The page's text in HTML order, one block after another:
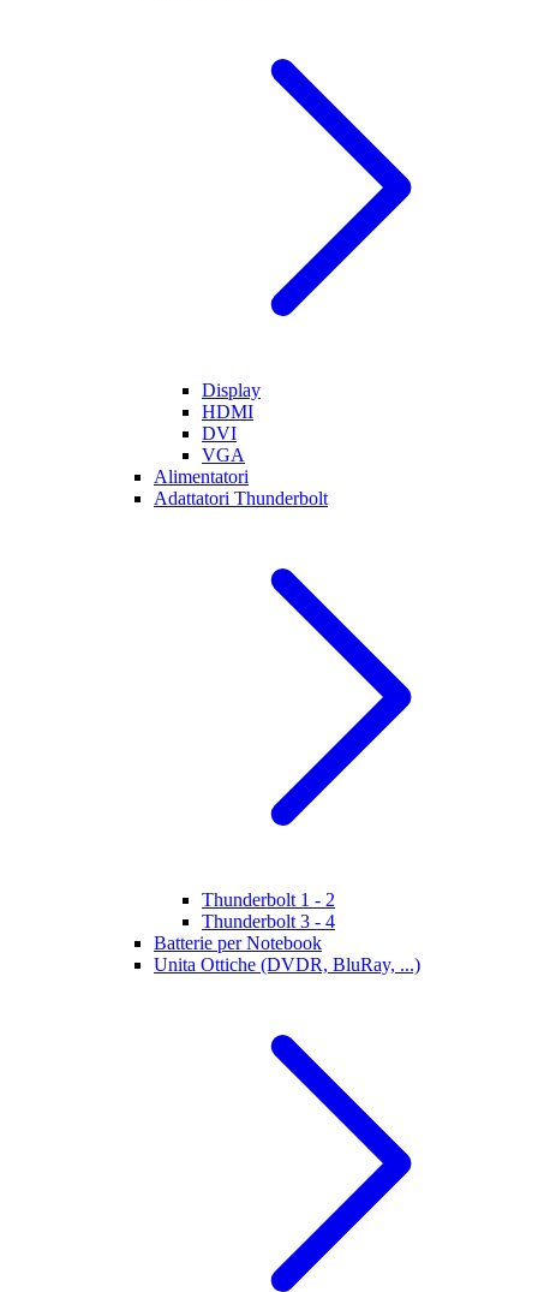
Display
HDMI
DVI
VGA
Alimentatori
Adattatori Thunderbolt
Thunderbolt 1 - 2
Thunderbolt 3 - 4
Batterie per Notebook
Unita Ottiche (DVDR, BluRay, ...)